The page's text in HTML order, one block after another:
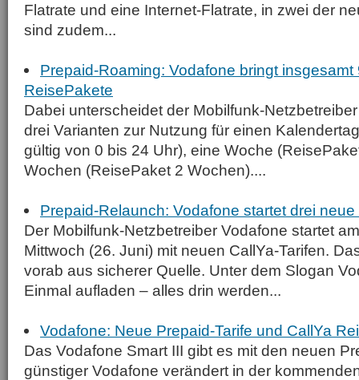
Flatrate und eine Internet-Flatrate, in zwei der
sind zudem...
Prepaid-Roaming: Vodafone bringt insgesamt
ReisePakete
Dabei unterscheidet der Mobilfunk-
drei Varianten zur Nutzung für einen
gültig von 0 bis 24 Uhr), eine Woche
Wochen (ReisePaket 2 Wochen)....
Prepaid-Relaunch: Vodafone startet drei neue
Der Mobilfunk-Netz­betreiber Vodafone startet
Mittwoch (26. Juni) mit neuen CallYa-Tarifen.
vorab aus sicherer Quelle. Unter dem Slogan
Einmal aufladen – alles drin werden...
Vodafone: Neue Prepaid-Tarife und CallYa
Das Vodafone Smart III gibt es mit den neuen
günstiger Vodafone verändert in der